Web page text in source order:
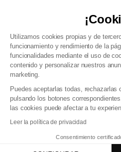
Utilizamos cookies propias y de
funcionamiento y rendimiento de la
funcionalidades mediante el uso de
contenido y personalizar nuestros
marketing.
Puedes aceptarlas todas, rechazarlas
pulsando los botones
las cookies puede afectar a tu
Leer la política de privacidad
Consentimiento
Política de gestión de datos
Condiciones generales
Declaración de